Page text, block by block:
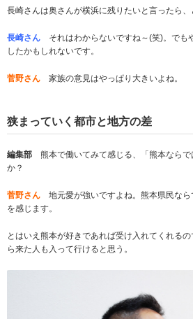
長崎さんは奥さんが横浜に残りたいと言ったら、
長崎さん
それはわからないですね～(笑)。でも
したかもしれないです。
菅野さん 家族の意見はやっぱり大きいよね。
狭まっていく都市と地方の差
編集部 熊本で働いてみて感じる、「熊本なら
か？
菅野さん
地元愛が強いですよね。熊本県民な
を感じます。
とはいえ熊本が好きであれば受け入れてくれる
ら来た人も入って行けると思う。